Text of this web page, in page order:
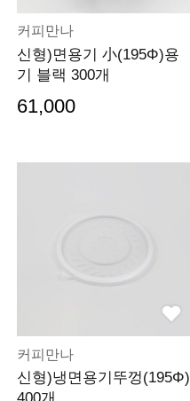
커피만나
신형)면용기 小(195Φ)용
기 블랙 300개
61,000
커피만나
신형)냉면용기뚜껑(195Φ)